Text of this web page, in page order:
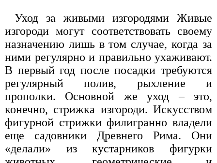
Уход за живыми изгородями Живые
изгороди могут соответствовать своему
назначению лишь в том случае, когда за
ними регулярно и правильно ухаживают.
В первый год после посадки требуются
регулярный полив, рыхление и
прополки. Основной же уход – это,
конечно, стрижка изгороди. Искусством
фигурной стрижки филигранно владели
еще садовники Древнего Рима. Они
«делали» из кустарников фигурки